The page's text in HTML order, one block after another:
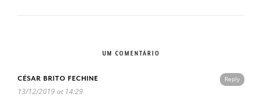
UM COMENTÁRIO
Reply
CÉSAR BRITO FECHINE
13/12/2019 at 14:29